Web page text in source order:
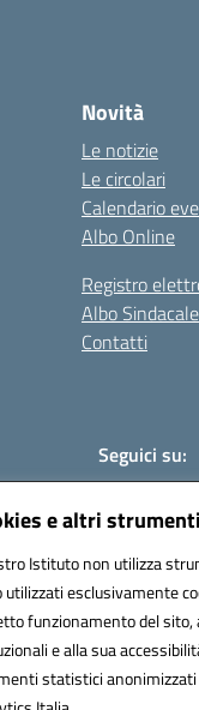
e altri
Istituto non utilizza
utilizzati esclusivamente
funzionamento del sito,
e alla sua
statistici anonimizzati
Novità
Le notizie
Le circolari
Calendario
Albo Online
Registro
Albo Sindacale
Contatti
Seguici su: